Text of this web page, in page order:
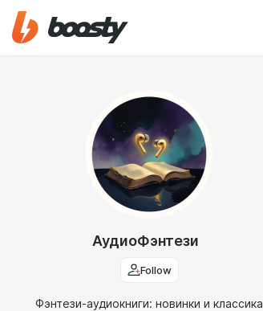
АудиоФэнтези
Follow
Фэнтези-аудиокниги: новинки и классика